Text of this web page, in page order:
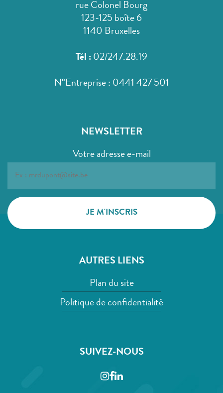
rue Colonel Bourg
123-125 boîte 6
1140 Bruxelles
Tél : 02/247.28.19
N°Entreprise : 0441 427 501
NEWSLETTER
Votre adresse e-mail
AUTRES LIENS
Plan du site
Politique de confidentialité
SUIVEZ-NOUS
Instagram
Facebook
LinkedIn